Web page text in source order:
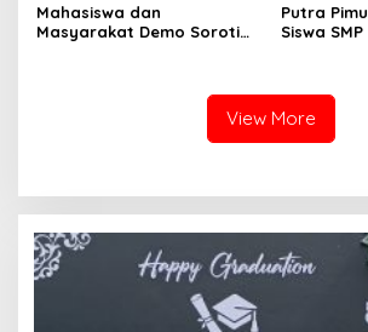
Mahasiswa dan
Masyarakat Demo Soroti
Putra
Siswa
Kejuaraan
Gadang
View More